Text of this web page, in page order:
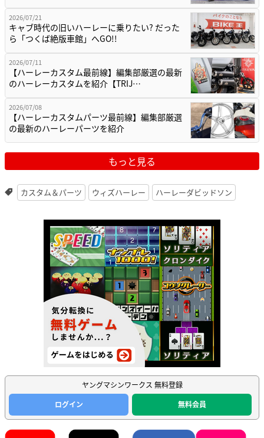
2026/07/21
キャブ時代の旧いハーレーに乗りたい? だった
ら「つくば絶版車館」へGO!!
2026/07/11
【ハーレーカスタム最前線】編集部厳選の最新
のハーレーカスタムを紹介【TRIJ…
2026/07/08
【ハーレーカスタムパーツ最前線】編集部厳選
の最新のハーレーパーツを紹介
もっと見る
カスタム＆パーツ ウィズハーレー ハーレーダビッドソン
ヤングマシンワークス 無料登録
ログイン
無料会員